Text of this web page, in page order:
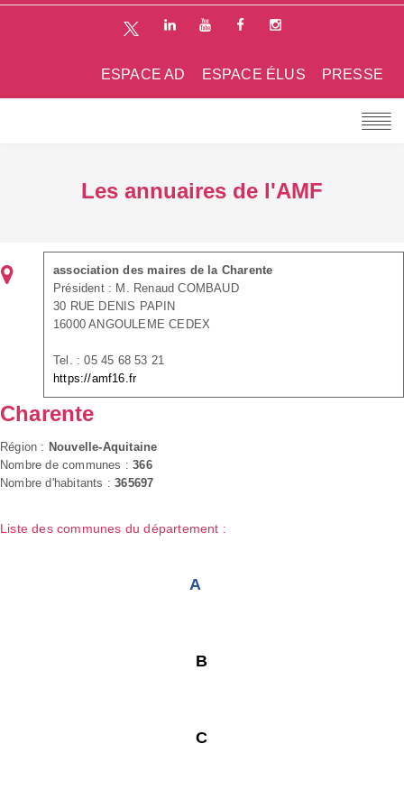
PRESSE
ESPACE ÉLUS
ESPACE AD
Les annuaires de l'AMF
association des maires de la Charente
Président : M. Renaud COMBAUD
30 RUE DENIS PAPIN
16000 ANGOULEME CEDEX
Tel. : 05 45 68 53 21
https://amf16.fr
Charente
Région : Nouvelle-Aquitaine
Nombre de communes :366
Nombre d'habitants :365697
Liste des communes du département :
A
B
C